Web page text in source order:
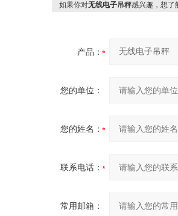
如果你对无线电子吊秤感兴趣，想了
产品：
您的单位：
您的姓名：
联系电话：
常用邮箱：